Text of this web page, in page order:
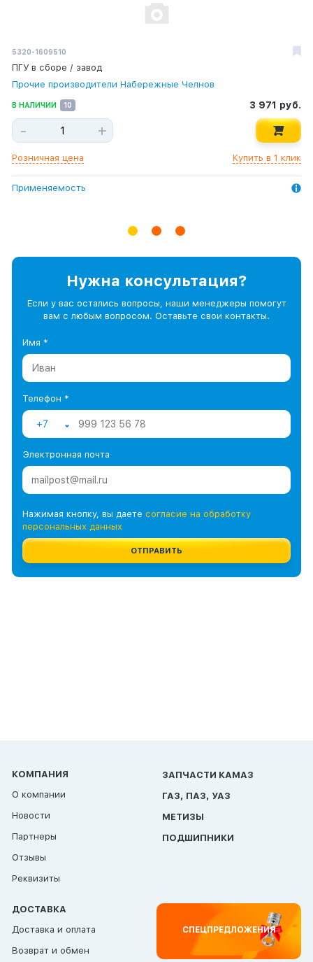
5320-1609510
ПГУ в сборе / завод
Прочие производители Набережные Челнов
В НАЛИЧИИ 10 3 971 руб.
Розничная цена Купить в 1 клик
- +
Применяемость
-
Четверник на ГТК М22х18х10хВ12 (под трубку)
- +
Применяемость
399Ж
Шланг тормозной п/пр. М16 (желтый) (7,5 м)
HOWO
В НАЛИЧИИ 2 635 руб.
Розничная цена Купить в 1 клик
- +
Применяемость
Нужна консультация?
Если у вас остались вопросы, наши менеджеры помогут
вам с любым вопросом. Оставьте свои контакты.
Имя *
Телефон *
+7
Электронная почта
Нажимая кнопку, вы даете согласие на обработку
персональных данных
ОТПРАВИТЬ
КОМПАНИЯ
О компании
Новости
Партнеры
Отзывы
Реквизиты
ЗАПЧАСТИ КАМАЗ
ГАЗ, ПАЗ, УАЗ
МЕТИЗЫ
ПОДШИПНИКИ
ДОСТАВКА
Доставка и оплата
Возврат и обмен
СПЕЦПРЕДЛОЖЕНИЯ